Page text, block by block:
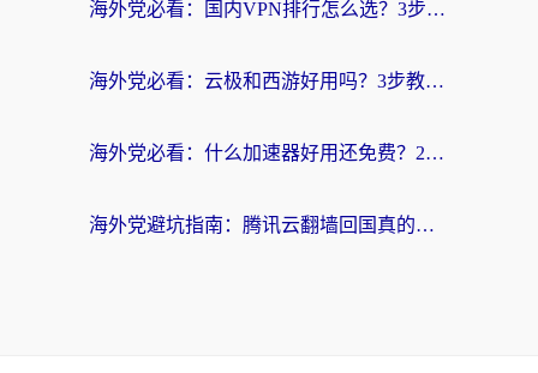
海外党必看：国内VPN排行怎么选？3步教你无缝访问国内资源
海外党必看：云极和西游好用吗？3步教你选对回国加速器（附穿梭快帆对比+免费版避坑）
海外党必看：什么加速器好用还免费？2026实测回国加速全攻略
海外党避坑指南：腾讯云翻墙回国真的好用吗？选对加速器才能无缝刷国内资源